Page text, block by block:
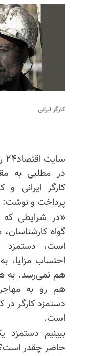
کارگر ایرانی
در مطلبی به
کارگر ایرانی
پرداخت و نوشت:
«در شرایطی
است، دستمزد
هم نمی‌رسد. به
هم رو به
دستمزد کارگر
است.
ببینیم
حاضر چقدر